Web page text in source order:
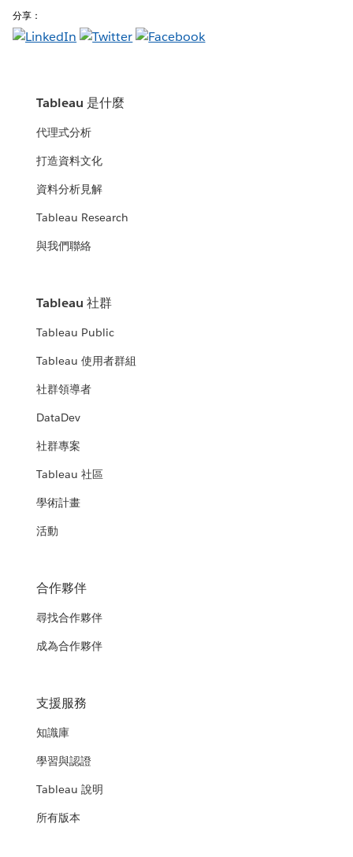
分享：
Tableau 是什麼
代理式分析
打造資料文化
資料分析見解
Tableau Research
與我們聯絡
Tableau 社群
Tableau Public
Tableau 使用者群組
社群領導者
DataDev
社群專案
Tableau 社區
學術計畫
活動
合作夥伴
尋找合作夥伴
成為合作夥伴
支援服務
知識庫
學習與認證
Tableau 說明
所有版本